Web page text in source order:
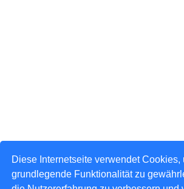
Diese Internetseite verwendet Cookies,
grundlegende Funktionalität zu